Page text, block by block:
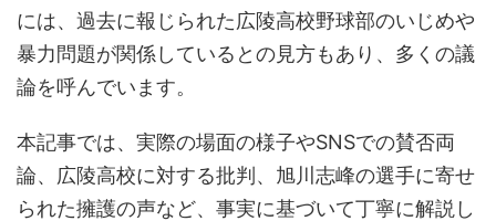
には、過去に報じられた広陵高校野球部のいじめや
暴力問題が関係しているとの見方もあり、多くの議
論を呼んでいます。
本記事では、実際の場面の様子やSNSでの賛否両
論、広陵高校に対する批判、旭川志峰の選手に寄せ
られた擁護の声など、事実に基づいて丁寧に解説し